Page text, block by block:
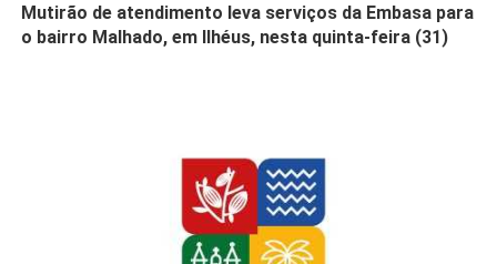
Mutirão de atendimento leva serviços da Embasa para
o bairro Malhado, em Ilhéus, nesta quinta-feira (31)